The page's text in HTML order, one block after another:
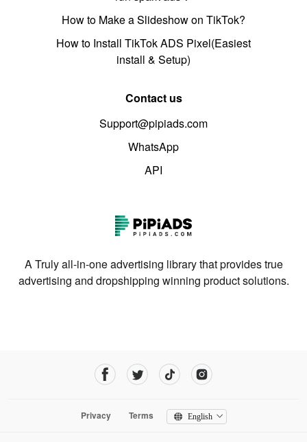
How to Make a Slideshow on TikTok?
How to Install TikTok ADS Pixel(Easiest
install & Setup)
Contact us
Support@pipiads.com
WhatsApp
API
A Truly all-in-one advertising library that provides true
advertising and dropshipping winning product solutions.
Privacy Terms English